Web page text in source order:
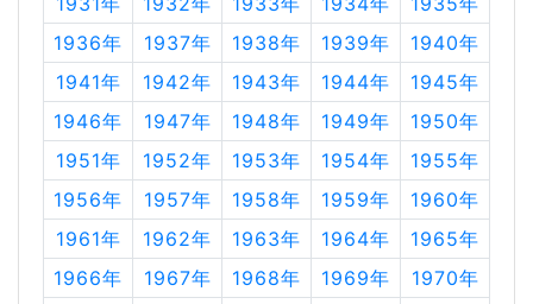
1936年
1937年 1938年 1939年
1940年
1941年
1942年 1943年 1944年
1945年
1946年
1947年 1948年 1949年
1950年
1951年
1952年 1953年 1954年
1955年
1956年
1957年 1958年 1959年
1960年
1961年
1962年 1963年 1964年
1965年
1966年
1967年 1968年 1969年
1970年